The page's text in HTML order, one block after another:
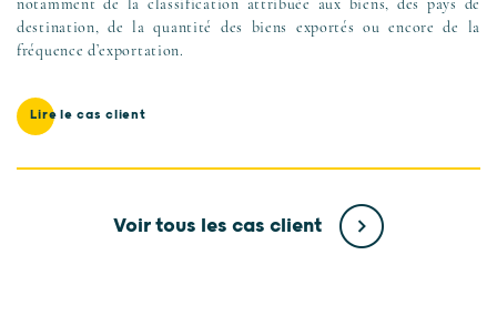
notamment de la classification attribuée aux biens, des pays de
destination, de la quantité des biens exportés ou encore de la
fréquence d’exportation.
Lire le cas client
Voir tous les cas client